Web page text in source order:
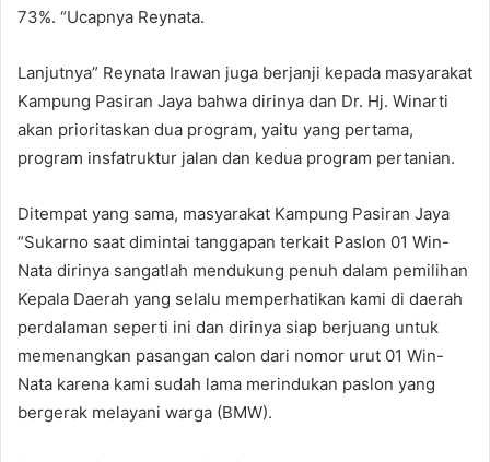
73%. “Ucapnya Reynata.
Lanjutnya” Reynata Irawan juga berjanji kepada masyarakat
Kampung Pasiran Jaya bahwa dirinya dan Dr. Hj. Winarti
akan prioritaskan dua program, yaitu yang pertama,
program insfatruktur jalan dan kedua program pertanian.
Ditempat yang sama, masyarakat Kampung Pasiran Jaya
“Sukarno saat dimintai tanggapan terkait Paslon 01 Win-
Nata dirinya sangatlah mendukung penuh dalam pemilihan
Kepala Daerah yang selalu memperhatikan kami di daerah
perdalaman seperti ini dan dirinya siap berjuang untuk
memenangkan pasangan calon dari nomor urut 01 Win-
Nata karena kami sudah lama merindukan paslon yang
bergerak melayani warga (BMW).